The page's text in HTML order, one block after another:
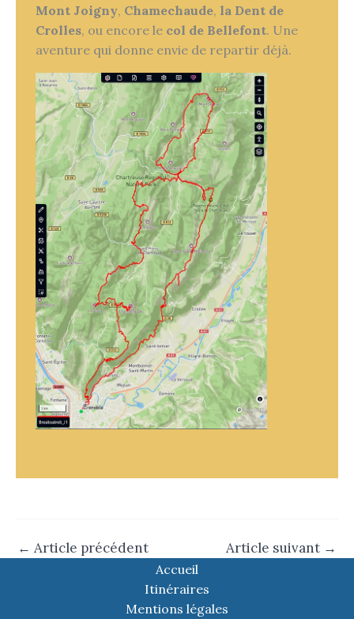
Mont Joigny, Chamechaude, la Dent de
Crolles, ou encore le col de Bellefont. Une
aventure qui donne envie de repartir déjà.
← Article précédent Article suivant →
Accueil
Itinéraires
Mentions légales